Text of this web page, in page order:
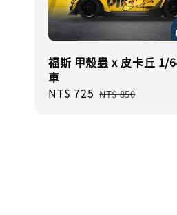
福斯 甲殼蟲 x 皮卡丘 1/
車
Sale
NT$ 725 Regular
NT$ 850